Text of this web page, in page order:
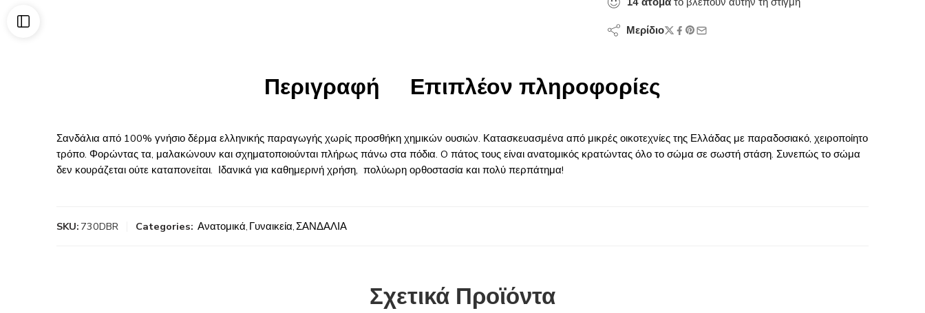
Μερίδιο
Περιγραφή Επιπλέον πληροφορίες
Σανδάλια από 100% γνήσιο δέρμα ελληνικής παραγωγής χωρίς προσθήκη χημικών ουσιών. Κατασκευασμένα από μικρές οικοτεχνίες της Ελλάδας με παραδοσιακό, χειροποίητο
τρόπο. Φορώντας τα, μαλακώνουν και σχηματοποιούνται πλήρως πάνω στα πόδια. O πάτος τους είναι ανατομικός κρατώντας όλο το σώμα σε σωστή στάση. Συνεπώς το σώμα
δεν κουράζεται ούτε καταπονείται. Ιδανικά για καθημερινή χρήση, πολύωρη ορθοστασία και πολύ περπάτημα!
SKU: 730DBR Categories: Ανατομικά, Γυναικεία,ΣΑΝΔΑΛΙΑ
Σχετικά Προϊόντα